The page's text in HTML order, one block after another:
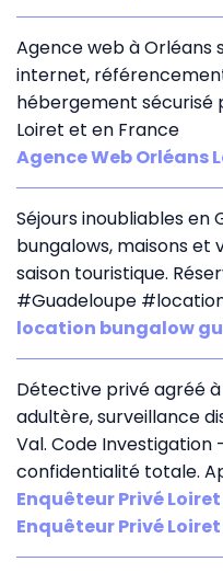
Agence web à Orléans
internet,
hébergement sécurisé
Loiret et en France
Agence Web Orléans
Séjours inoubliables en
bungalows, maisons et
saison touristique.
#Guadeloupe
location bungalow
Détective privé agréé
adultère, surveillance
Val. Code
confidentialité totale.
Enquêteur Privé
Enquêteur Privé